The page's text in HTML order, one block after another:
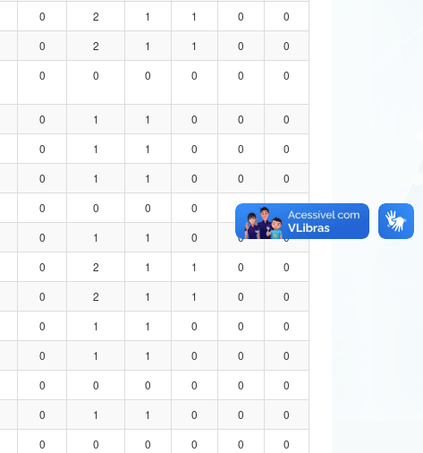
0 2 1 1 0
0
0 2 1 1 0
0
0 0 0 0 0 0
0 1 1 0 0
0
0 1 1 0 0
0
0 1 1 0 0
0
0 0 0 0 0
0
0 1 1 0 0
0
0 2 1 1 0
0
0 2 1 1 0
0
0 1 1 0 0
0
0 1 1 0 0
0
0 0 0 0 0
0
0 1 1 0 0
0
0 0 0 0 0 0